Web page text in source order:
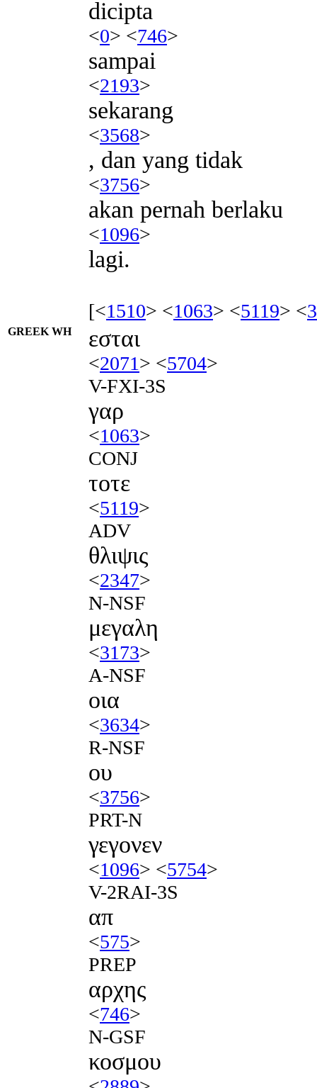
dicipta
<0> <746>
sampai
<2193>
sekarang
<3568>
, dan yang tidak
<3756>
akan pernah berlaku
<1096>
lagi.
[<1510> <1063> <5119> <
GREEK WH εσται
<2071> <5704>
V-FXI-3S
γαρ
<1063>
CONJ
τοτε
<5119>
ADV
θλιψις
<2347>
N-NSF
μεγαλη
<3173>
A-NSF
οια
<3634>
R-NSF
ου
<3756>
PRT-N
γεγονεν
<1096> <5754>
V-2RAI-3S
απ
<575>
PREP
αρχης
<746>
N-GSF
κοσμου